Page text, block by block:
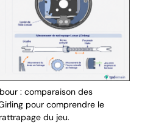
: comparaison des
pour comprendre le
du jeu.